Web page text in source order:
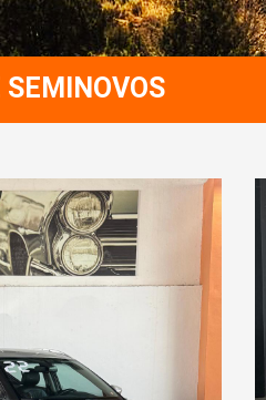
SEMINOVOS